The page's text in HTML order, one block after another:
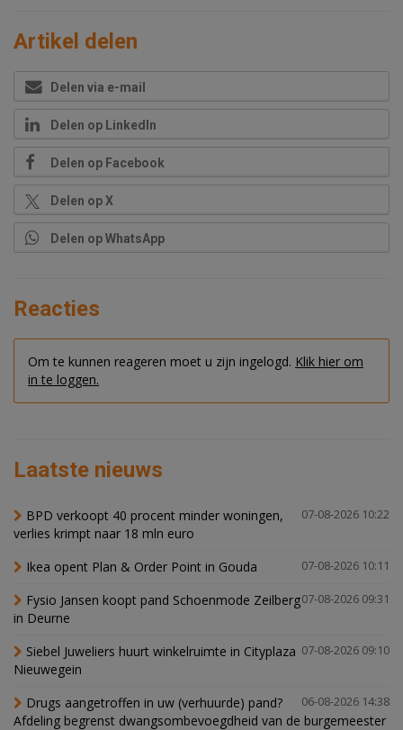
Artikel delen
Delen via e-mail
Delen op LinkedIn
Delen op Facebook
Delen op X
Delen op WhatsApp
Reacties
Om te kunnen reageren moet u zijn ingelogd. Klik hier om
in te loggen.
Laatste nieuws
07-08-2026 10:22
BPD verkoopt 40 procent minder woningen,
verlies krimpt naar 18 mln euro
07-08-2026 10:11
Ikea opent Plan & Order Point in Gouda
07-08-2026 09:31
Fysio Jansen koopt pand Schoenmode Zeilberg
in Deurne
07-08-2026 09:10
Siebel Juweliers huurt winkelruimte in Cityplaza
Nieuwegein
06-08-2026 14:38
Drugs aangetroffen in uw (verhuurde) pand?
Afdeling begrenst dwangsombevoegdheid van de burgemeester